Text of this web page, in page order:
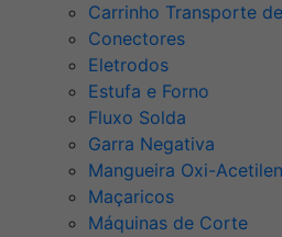
Carrinho Transporte
Conectores
Eletrodos
Estufa e Forno
Fluxo Solda
Garra Negativa
Mangueira Oxi-
Maçaricos
Máquinas de Corte